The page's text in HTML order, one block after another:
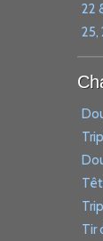
22
25,
Tir